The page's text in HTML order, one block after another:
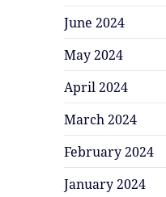
June 2024
May 2024
April 2024
March 2024
February 2024
January 2024